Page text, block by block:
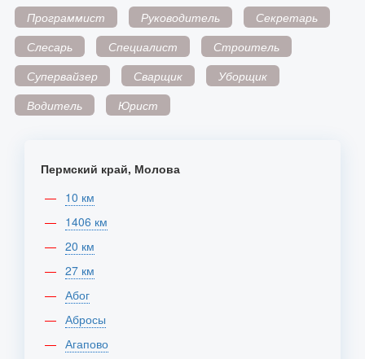
Программист
Руководитель
Секретарь
Слесарь
Специалист
Строитель
Супервайзер
Сварщик
Уборщик
Водитель
Юрист
Пермский край, Молова
10 км
1406 км
20 км
27 км
Абог
Абросы
Агапово